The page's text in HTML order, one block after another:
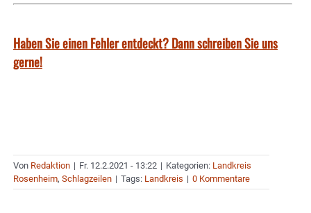
Haben Sie einen Fehler entdeckt? Dann schreiben Sie uns
gerne!
Von Redaktion | Fr. 12.2.2021 - 13:22 | Kategorien: Landkreis
Rosenheim, Schlagzeilen | Tags: Landkreis | 0 Kommentare